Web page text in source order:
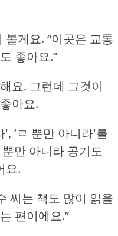
볼게요. “이곳은 교통
좋아요.”
요. 그런데 그것이
아요.
', ‘ㄹ 뿐만 아니라'를
만 아니라 공기도
요.
씨는 책도 많이 읽을
편이에요.”